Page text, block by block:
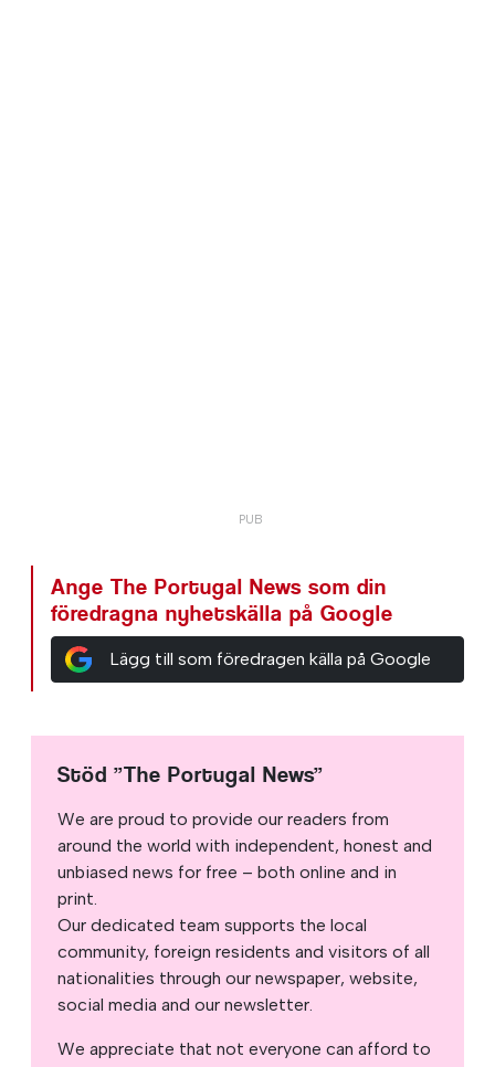
Ange The Portugal News som din
föredragna nyhetskälla på Google
Lägg till som föredragen källa på Google
Stöd ”The Portugal News”
We are proud to provide our readers from
around the world with independent, honest and
unbiased news for free – both online and in
print.
Our dedicated team supports the local
community, foreign residents and visitors of all
nationalities through our newspaper, website,
social media and our newsletter.
We appreciate that not everyone can afford to